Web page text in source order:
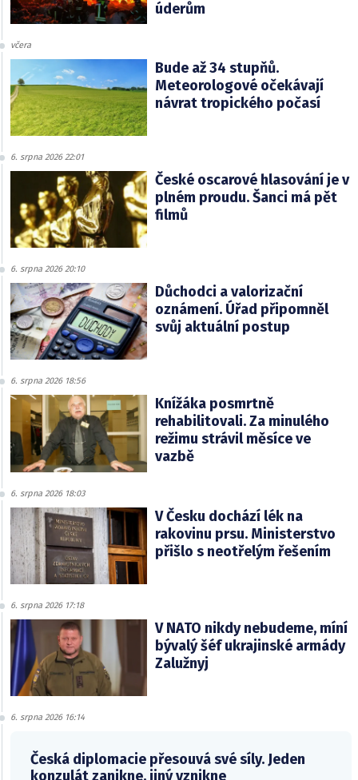
úderům
včera
Bude až 34 stupňů.
Meteorologové očekávají
návrat tropického počasí
6. srpna 2026 22:01
České oscarové hlasování je v
plném proudu. Šanci má pět
filmů
6. srpna 2026 20:10
Důchodci a valorizační
oznámení. Úřad připomněl
svůj aktuální postup
6. srpna 2026 18:56
Knížáka posmrtně
rehabilitovali. Za minulého
režimu strávil měsíce ve
vazbě
6. srpna 2026 18:03
V Česku dochází lék na
rakovinu prsu. Ministerstvo
přišlo s neotřelým řešením
6. srpna 2026 17:18
V NATO nikdy nebudeme, míní
bývalý šéf ukrajinské armády
Zalužnyj
6. srpna 2026 16:14
Česká diplomacie přesouvá své síly. Jeden
konzulát zanikne, jiný vznikne